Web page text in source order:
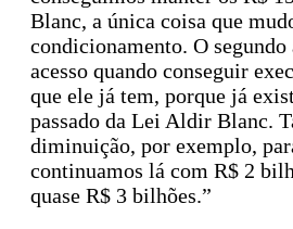
Blanc, a única coisa que
condicionamento. O
acesso quando conseguir
que ele já tem, porque já
passado da Lei Aldir Blanc.
diminuição, por exemplo,
continuamos lá com R$ 2
quase R$ 3 bilhões.”